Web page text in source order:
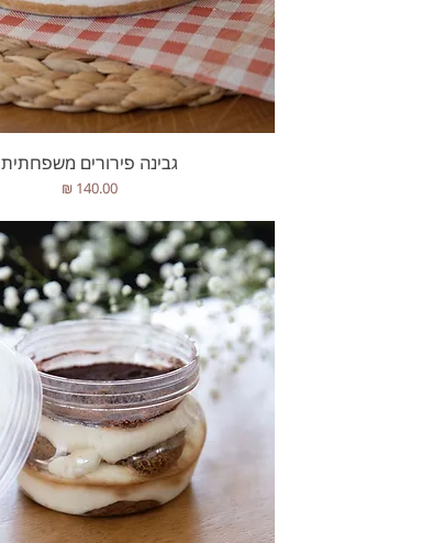
תצוגה מהירה
גבינה פירורים משפחתית
מחיר‏140.00 ‏₪